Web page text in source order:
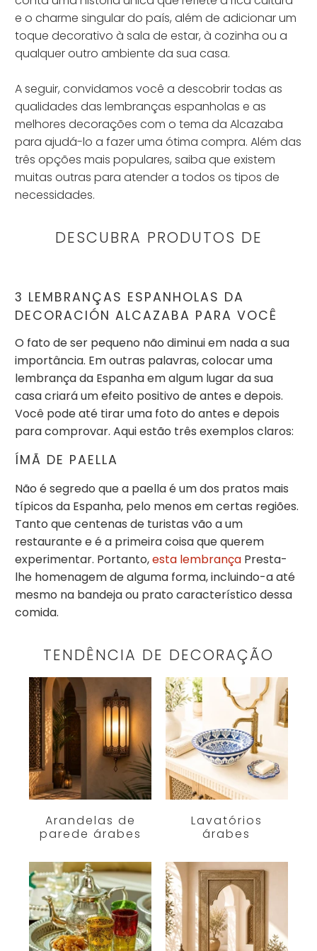
e o charme singular do país, além de adicionar um
toque decorativo à sala de estar, à cozinha ou a
qualquer outro ambiente da sua casa.
A seguir, convidamos você a descobrir todas as
qualidades das lembranças espanholas e as
melhores decorações com o tema da Alcazaba
para ajudá-lo a fazer uma ótima compra. Além das
três opções mais populares, saiba que existem
muitas outras para atender a todos os tipos de
necessidades.
DESCUBRA PRODUTOS DE
3 LEMBRANÇAS ESPANHOLAS DA
DECORACIÓN ALCAZABA PARA VOCÊ
O fato de ser pequeno não diminui em nada a sua
importância. Em outras palavras, colocar uma
lembrança da Espanha em algum lugar da sua
casa criará um efeito positivo de antes e depois.
Você pode até tirar uma foto do antes e depois
para comprovar. Aqui estão três exemplos claros:
ÍMÃ DE PAELLA
Não é segredo que a paella é um dos pratos mais
típicos da Espanha, pelo menos em certas regiões.
Tanto que centenas de turistas vão a um
restaurante e é a primeira coisa que querem
experimentar. Portanto,esta lembrança Presta-
lhe homenagem de alguma forma, incluindo-a até
mesmo na bandeja ou prato característico dessa
comida.
TENDÊNCIA DE DECORAÇÃO
Arandelas de
parede árabes
Lavatórios
árabes